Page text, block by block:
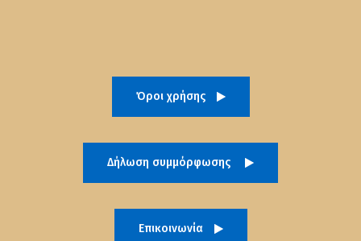
Όροι χρήσης
Δήλωση συμμόρφωσης
Επικοινωνία